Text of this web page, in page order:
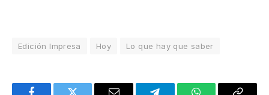
Edición Impresa Hoy Lo que hay que saber